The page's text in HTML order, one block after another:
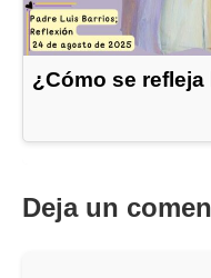
¿Cómo se
Deja un